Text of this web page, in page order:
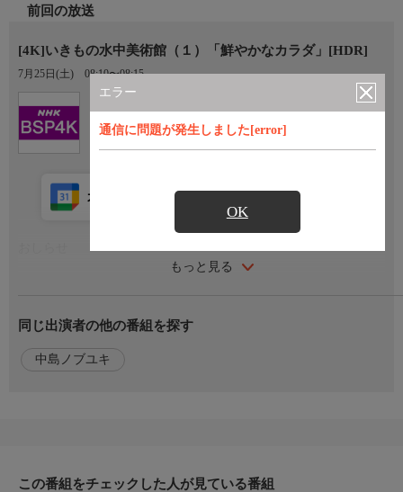
エラー
通信に問題が発生しました[error]
OK
前回の放送
[4K]いきもの水中美術館（１）「鮮やかなカラダ」[HDR]
7月25日(土) 08:10〜08:15
もっと見る
カレンダー登録 アプリ視聴
第１回目は「鮮やかなカラダ」がテーマ。１）繊細な美しさを持
つニッポンバラタナゴ ２）鮮やかな婚姻色を持つオイカワのオ
ス ３）水彩画のような色合いの腹部を持つカワヨシノボリ
同じ出演者の他の番組を探す
中島ノブユキ
この番組をチェックした人が見ている番組